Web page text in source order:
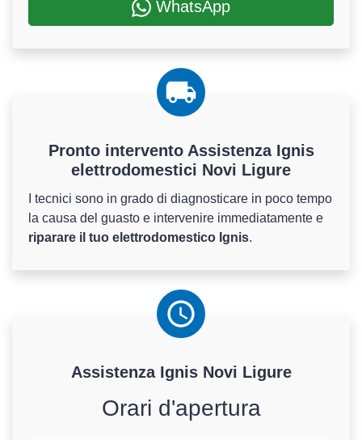
WhatsApp
Pronto intervento Assistenza Ignis
elettrodomestici Novi Ligure
I tecnici sono in grado di diagnosticare in poco tempo
la causa del guasto e intervenire immediatamente e
riparare il tuo elettrodomestico Ignis.
Assistenza IgnisNovi Ligure
Orari d'apertura